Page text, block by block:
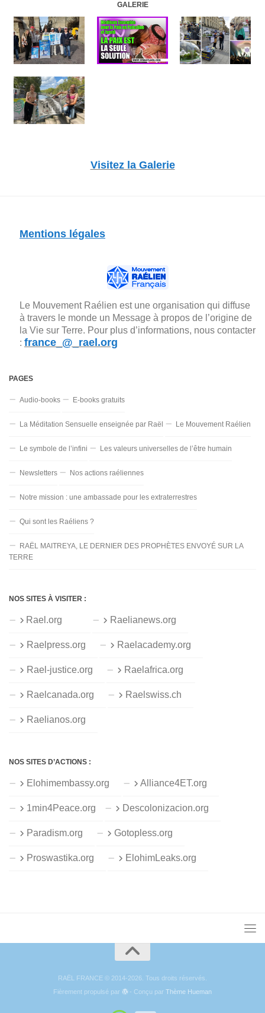
GALERIE
Visitez la Galerie
Mentions légales
Le Mouvement Raélien est une organisation qui diffuse
à travers le monde un Message à propos de l’origine de
la Vie sur Terre. Pour plus d’informations, nous contacter
: france_@_rael.org
PAGES
Audio-books E-books gratuits
La Méditation Sensuelle enseignée par Raël Le Mouvement Raélien
Le symbole de l’infini Les valeurs universelles de l’être humain
Newsletters Nos actions raéliennes
Notre mission : une ambassade pour les extraterrestres
Qui sont les Raéliens ?
RAËL MAITREYA, LE DERNIER DES PROPHÈTES ENVOYÉ SUR LA
TERRE
NOS SITES À VISITER :
Rael.org Raelianews.org
Raelpress.org Raelacademy.org
Rael-justice.org Raelafrica.org
Raelcanada.org Raelswiss.ch
Raelianos.org
NOS SITES D’ACTIONS :
Elohimembassy.org Alliance4ET.org
1min4Peace.org Descolonizacion.org
Paradism.org Gotopless.org
Proswastika.org ElohimLeaks.org
RAËL FRANCE © 2014-2026. Tous droits réservés.
Fièrement propulsé par
- Conçu parThème Hueman